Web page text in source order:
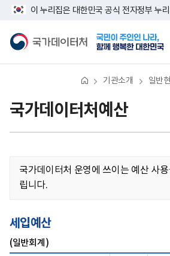
뛰
이 누리집은 대한민국 공식 전자정부 누
터
바
(새
기)
열
기관소개 일반
국가데이터처예산
국가데이터처 운영에 쓰이는 예산 사
립니다.
세입예산
(일반회계)